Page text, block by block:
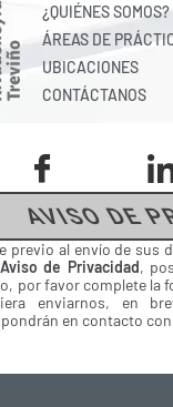
¿QUIÉNES SOMOS?
ÁREAS DE
UBICACIONES
CONTÁCTANOS
AVISO DE
previo al envío de sus
Aviso de Privacidad,
por favor complete la
enviarnos, en
en contacto